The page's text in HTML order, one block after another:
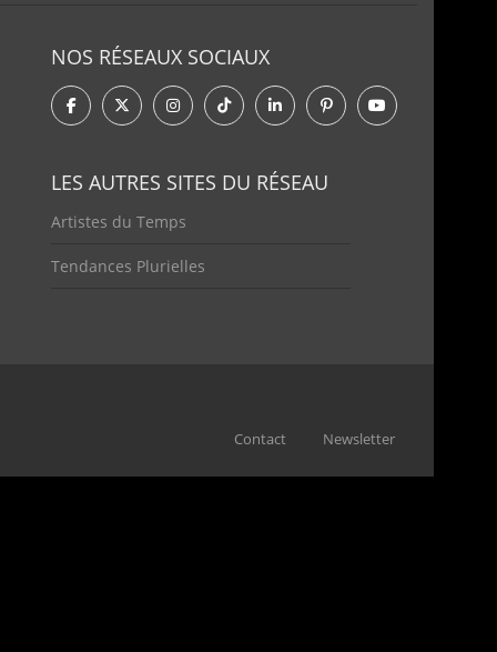
NOS RÉSEAUX SOCIAUX
LES AUTRES SITES DU RÉSEAU
Artistes du Temps
Tendances Plurielles
Contact Newsletter